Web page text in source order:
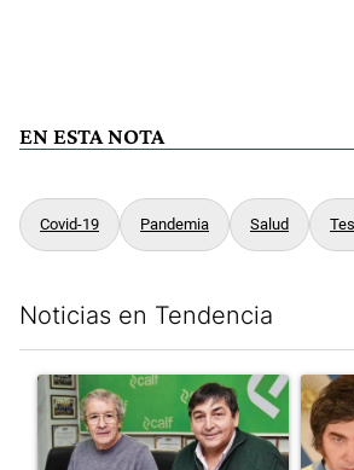
EN ESTA NOTA
Covid-19 Pandemia Salud
Noticias en Tendencia
Un artículo de tendencia con el título
Un